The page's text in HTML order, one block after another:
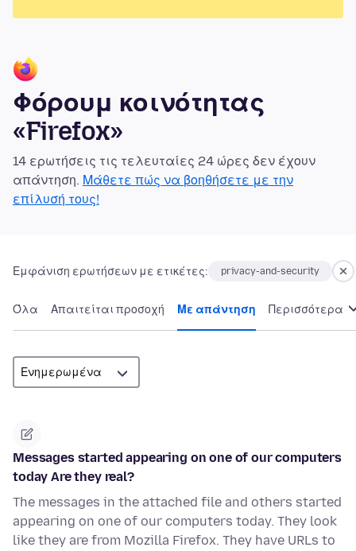
Φόρουμ κοινότητας
«Firefox»
14 ερωτήσεις τις τελευταίες 24 ώρες δεν έχουν
απάντηση. Μάθετε πώς να βοηθήσετε με την
επίλυσή τους!
Εμφάνιση ερωτήσεων με ετικέτες: privacy-and-security
Όλα Απαιτείται προσοχή Με απάντηση Περισσότερα
Messages started appearing on one of our computers
today Are they real?
The messages in the attached file and others started
appearing on one of our computers today. They look
like they are from Mozilla Firefox. They have URLs to